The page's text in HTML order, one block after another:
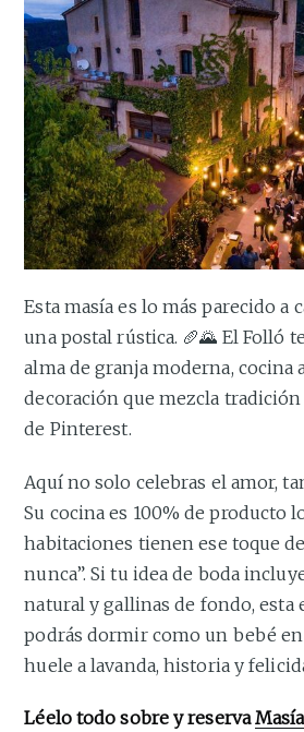
Esta masía es lo más parecido a
una postal rústica. 🥖🌄 El Folló
alma de granja moderna, cocina
decoración que mezcla
de Pinterest.
Aquí no solo celebras el amor,
Su cocina es 100% de producto
habitaciones tienen ese toque
nunca”. Si tu idea de boda
natural y gallinas de fondo, esta
podrás dormir como un bebé
huele a lavanda, historia y
Léelo todo sobre y reserva